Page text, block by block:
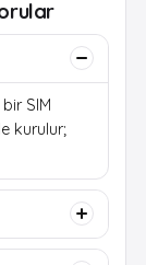
SIM
kurulur;